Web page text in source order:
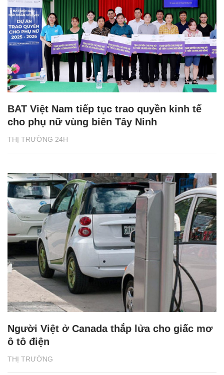
THỊ TRƯỜNG 24H
BAT Việt Nam tiếp tục trao quyền kinh tế
cho phụ nữ vùng biên Tây Ninh
THỊ TRƯỜNG
Người Việt ở Canada thắp lửa cho giấc mơ
ô tô điện